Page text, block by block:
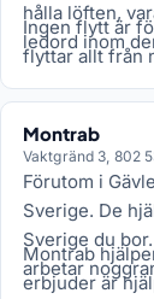
hålla löften,
ledord inom
Ingen flytt är
flyttar allt från
de har hand
samt erbjuda
Montrab
Vaktgränd 3, 802
Förutom i
Sverige. De
Sverige du
arbetar
Montrab
erbjuder är